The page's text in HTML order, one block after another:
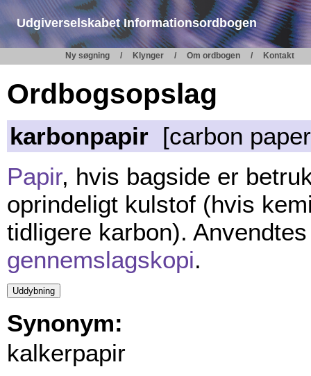
Udgiverselskabet Informationsordbogen
Ny søgning Klynger Om ordbogen Kontakt
Ordbogsopslag
karbonpapir [carbon
Papir, hvis bagside er
oprindeligt kulstof (hvis
tidligere karbon).
gennemslagskopi.
Synonym:
kalkerpapir